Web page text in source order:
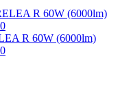
R 60W (6000lm)